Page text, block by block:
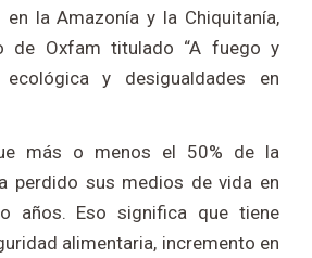
en la Amazonía y la Chiquitanía,
de Oxfam titulado “A fuego y
y desigualdades en
más o menos el 50% de la
perdido sus medios de vida en
años. Eso significa que tiene
alimentaria, incremento en